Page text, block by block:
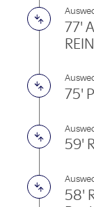
77'
REIN
75'
59'
58'